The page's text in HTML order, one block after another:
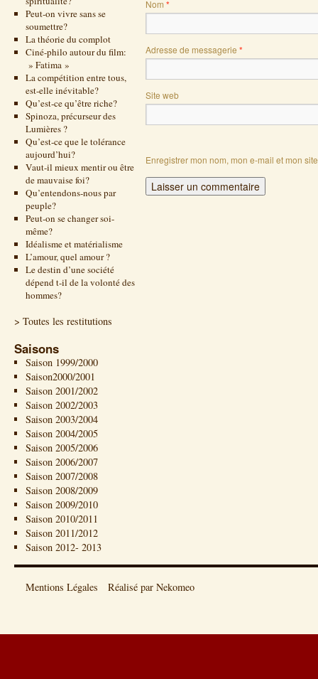
Peut-on vivre sans se
soumettre?
La théorie du complot
Ciné-philo autour du film:
» Fatima »
La compétition entre tous,
est-elle inévitable?
Qu’est-ce qu’être riche?
Spinoza, précurseur des
Lumières ?
Qu’est-ce que le tolérance
aujourd’hui?
Vaut-il mieux mentir ou être
de mauvaise foi?
Qu’entendons-nous par
peuple?
Peut-on se changer soi-
même?
Idéalisme et matérialisme
L’amour, quel amour ?
Le destin d’une société
dépend t-il de la volonté des
hommes?
> Toutes les restitutions
Saisons
Saison 1999/2000
Saison2000/2001
Saison 2001/2002
Saison 2002/2003
Saison 2003/2004
Saison 2004/2005
Saison 2005/2006
Saison 2006/2007
Saison 2007/2008
Saison 2008/2009
Saison 2009/2010
Saison 2010/2011
Saison 2011/2012
Saison 2012- 2013
Nom *
Adresse de messagerie *
Site web
Enregistrer mon nom, mon e-mail et mon
Mentions Légales Réalisé par Nekomeo